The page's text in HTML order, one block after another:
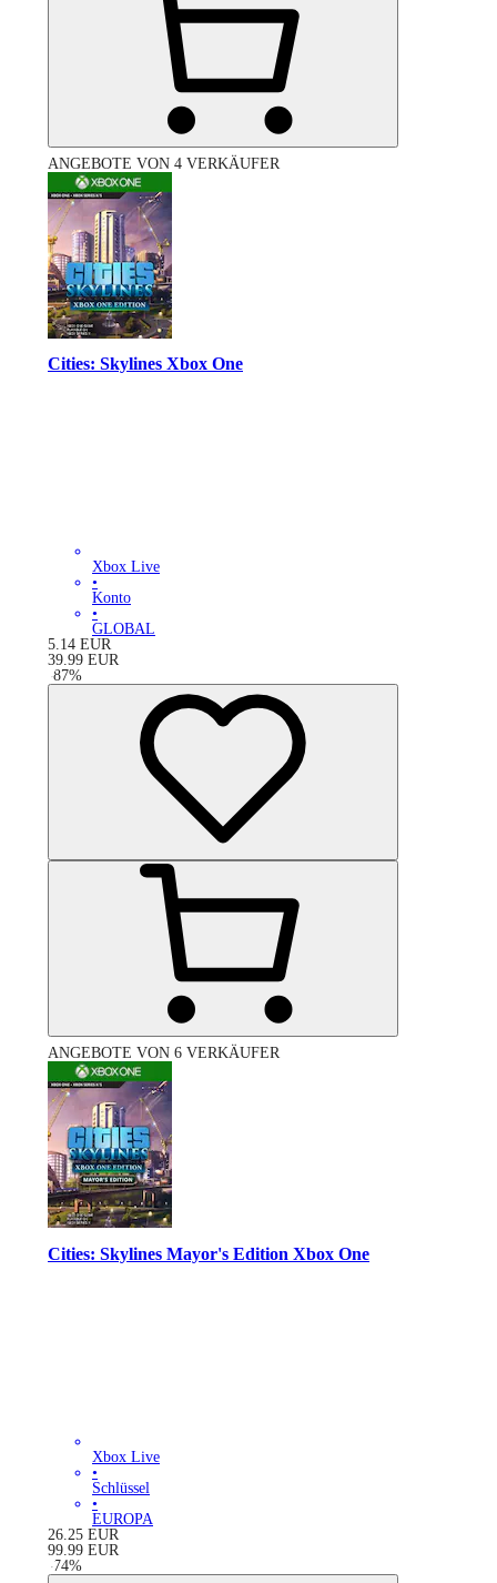
ANGEBOTE VON 4 VERKÄUFER
Cities: Skylines Xbox One
Xbox Live
•
Konto
•
GLOBAL
5.14 EUR
39.99 EUR
-87%
ANGEBOTE VON 6 VERKÄUFER
Cities: Skylines Mayor's Edition Xbox One
Xbox Live
•
Schlüssel
•
EUROPA
26.25 EUR
99.99 EUR
-74%